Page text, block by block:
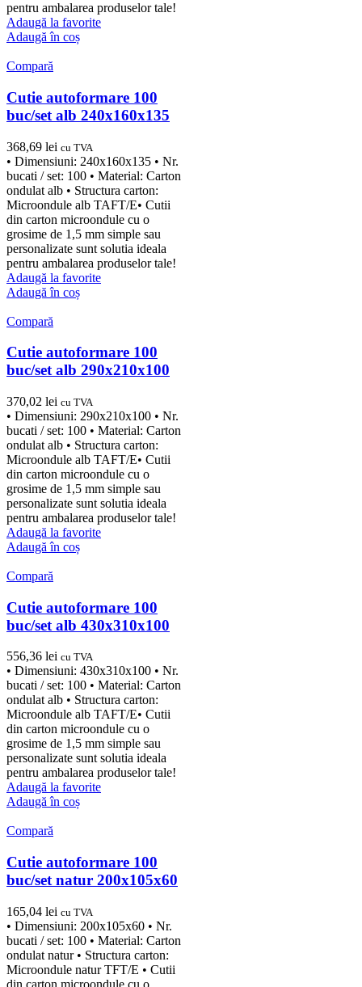
pentru ambalarea produselor tale!
Adaugă la favorite
Adaugă în coș
Compară
Cutie autoformare 100
buc/set alb 240x160x135
368,69 lei cu TVA
• Dimensiuni: 240x160x135 • Nr.
bucati / set: 100 • Material: Carton
ondulat alb • Structura carton:
Microondule alb TAFT/E• Cutii
din carton microondule cu o
grosime de 1,5 mm simple sau
personalizate sunt solutia ideala
pentru ambalarea produselor tale!
Adaugă la favorite
Adaugă în coș
Compară
Cutie autoformare 100
buc/set alb 290x210x100
370,02 lei cu TVA
• Dimensiuni: 290x210x100 • Nr.
bucati / set: 100 • Material: Carton
ondulat alb • Structura carton:
Microondule alb TAFT/E• Cutii
din carton microondule cu o
grosime de 1,5 mm simple sau
personalizate sunt solutia ideala
pentru ambalarea produselor tale!
Adaugă la favorite
Adaugă în coș
Compară
Cutie autoformare 100
buc/set alb 430x310x100
556,36 lei cu TVA
• Dimensiuni: 430x310x100 • Nr.
bucati / set: 100 • Material: Carton
ondulat alb • Structura carton:
Microondule alb TAFT/E• Cutii
din carton microondule cu o
grosime de 1,5 mm simple sau
personalizate sunt solutia ideala
pentru ambalarea produselor tale!
Adaugă la favorite
Adaugă în coș
Compară
Cutie autoformare 100
buc/set natur 200x105x60
165,04 lei cu TVA
• Dimensiuni: 200x105x60 • Nr.
bucati / set: 100 • Material: Carton
ondulat natur • Structura carton:
Microondule natur TFT/E • Cutii
din carton microondule cu o